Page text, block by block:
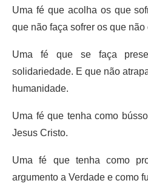
Uma fé que acolha os que
que não faça sofrer os que
Uma fé que se faça
solidariedade. E que não
humanidade.
Uma fé que tenha como
Jesus Cristo.
Uma fé que tenha como
argumento a Verdade e como